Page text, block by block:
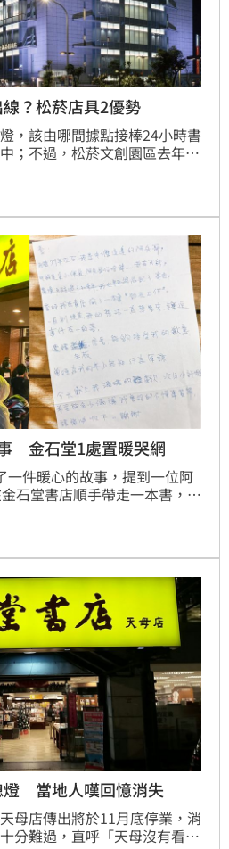
？松菸店具2優勢
，該由哪間據點接棒24小時書
；不過，松菸文創園區去年首
件。
金石堂1處置暖哭網
一件暖心的故事，提到一位阿
石堂書店順手帶走一本書，每
，金石堂並未追究，反而將
更多更多的善良與好事。貼文
人了！謝謝金石堂這麼正面的
燈 當地人嘆回憶消失
母店傳出將於11月底停業，消
分難過，直呼「天母沒有看